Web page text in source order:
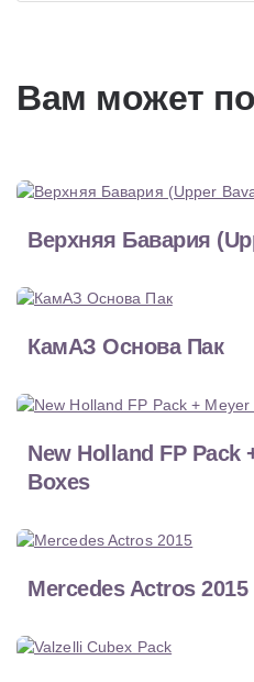
Вам может
Верхняя Бавария
КамАЗ Основа Пак
New Holland FP Pack
Boxes
Mercedes Actros 2015